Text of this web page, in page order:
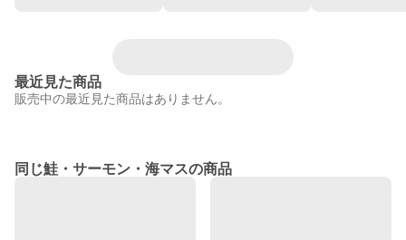
最近見た商品
販売中の最近見た商品はありません。
同じ鮭・サーモン・海マスの商品